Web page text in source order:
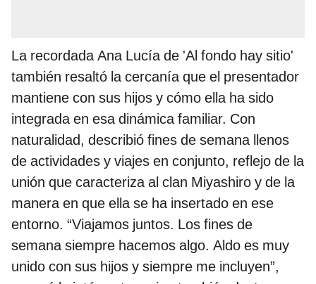
La recordada Ana Lucía de 'Al fondo hay sitio'
también resaltó la cercanía que el presentador
mantiene con sus hijos y cómo ella ha sido
integrada en esa dinámica familiar. Con
naturalidad, describió fines de semana llenos
de actividades y viajes en conjunto, reflejo de la
unión que caracteriza al clan Miyashiro y de la
manera en que ella se ha insertado en ese
entorno. “Viajamos juntos. Los fines de
semana siempre hacemos algo. Aldo es muy
unido con sus hijos y siempre me incluyen”,